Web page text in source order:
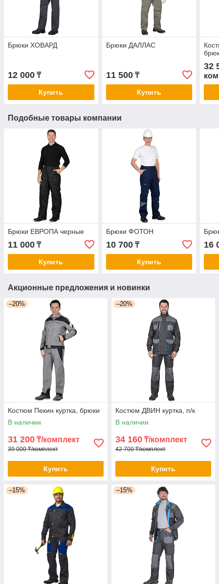
Брюки ХОВАРД
12 000 ₸
Купить
Брюки ДАЛЛАС
11 500₸
Купить
32
Подобные товары компании
Брюки ЕВРОПА черные
11 000 ₸
Купить
Брюки ФОТОН
10 700₸
Купить
16
Акционные предложения и новинки
–20%
Костюм Пекин куртка, брюки
В наличии
31 200 ₸/комплект
39 000 ₸/комплект
Купить
–20%
Костюм ДВИН куртка, п/к
В наличии
34 160 ₸/комплект
42 700 ₸/комплект
Купить
–15% –15%